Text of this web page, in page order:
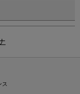
ス